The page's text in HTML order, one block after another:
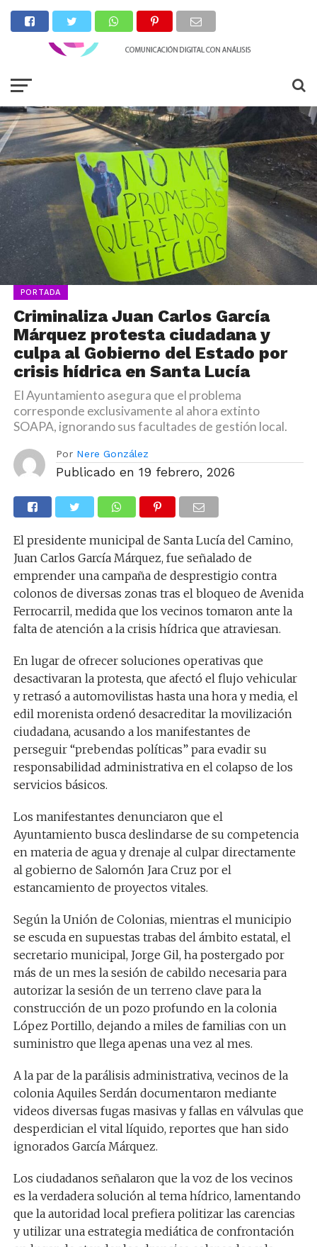
PORTADA
Criminaliza Juan Carlos García
Márquez protesta ciudadana y
culpa al Gobierno del Estado por
crisis hídrica en Santa Lucía
El Ayuntamiento asegura que el problema
corresponde exclusivamente al ahora extinto
SOAPA, ignorando sus facultades de gestión local.
Por Nere González
Publicado en 19 febrero, 2026
El presidente municipal de Santa Lucía del Camino,
Juan Carlos García Márquez, fue señalado de
emprender una campaña de desprestigio contra
colonos de diversas zonas tras el bloqueo de Avenida
Ferrocarril, medida que los vecinos tomaron ante la
falta de atención a la crisis hídrica que atraviesan.
En lugar de ofrecer soluciones operativas que
desactivaran la protesta, que afectó el flujo vehicular
y retrasó a automovilistas hasta una hora y media, el
edil morenista ordenó desacreditar la movilización
ciudadana, acusando a los manifestantes de
perseguir “prebendas políticas” para evadir su
responsabilidad administrativa en el colapso de los
servicios básicos.
Los manifestantes denunciaron que el
Ayuntamiento busca deslindarse de su competencia
en materia de agua y drenaje al culpar directamente
al gobierno de Salomón Jara Cruz por el
estancamiento de proyectos vitales.
Según la Unión de Colonias, mientras el municipio
se escuda en supuestas trabas del ámbito estatal, el
secretario municipal, Jorge Gil, ha postergado por
más de un mes la sesión de cabildo necesaria para
autorizar la sesión de un terreno clave para la
construcción de un pozo profundo en la colonia
López Portillo, dejando a miles de familias con un
suministro que llega apenas una vez al mes.
A la par de la parálisis administrativa, vecinos de la
colonia Aquiles Serdán documentaron mediante
videos diversas fugas masivas y fallas en válvulas que
desperdician el vital líquido, reportes que han sido
ignorados García Márquez.
Los ciudadanos señalaron que la voz de los vecinos
es la verdadera solución al tema hídrico, lamentando
que la autoridad local prefiera politizar las carencias
y utilizar una estrategia mediática de confrontación